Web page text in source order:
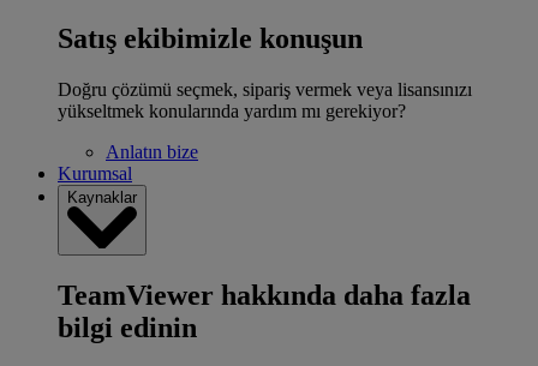
Satış ekibimizle konuşun
Doğru çözümü seçmek, sipariş vermek veya lisansınızı
yükseltmek konularında yardım mı gerekiyor?
Anlatın bize
Kurumsal
Kaynaklar
TeamViewer hakkında daha fazla
bilgi edinin